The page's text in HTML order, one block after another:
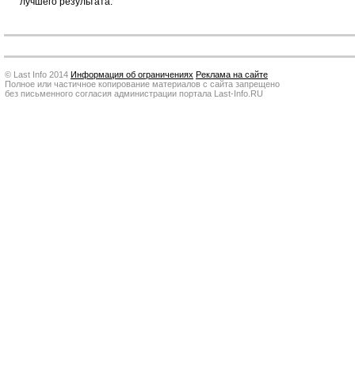
© Last Info 2014 Информация об ограничениях Реклама на сайте
Полное или частичное копирование материалов с сайта запрещено
без письменного согласия администрации портала Last-Info.RU